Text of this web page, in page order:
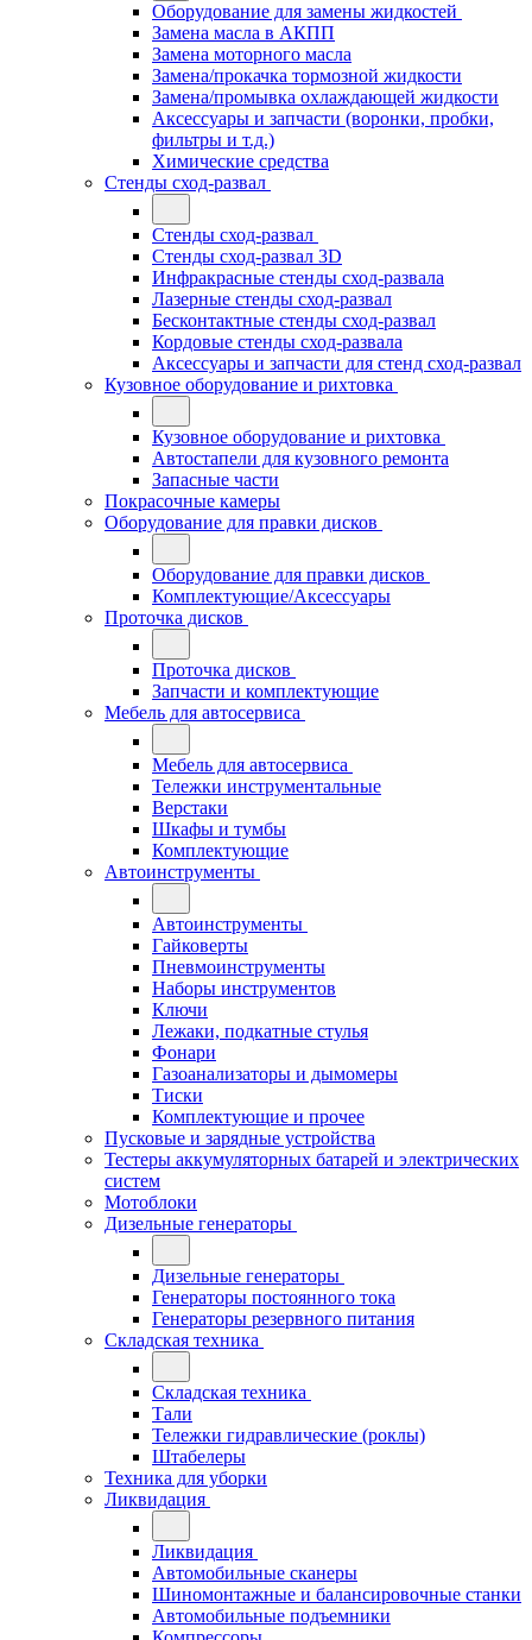
Оборудование для замены жидкостей
Замена масла в АКПП
Замена моторного масла
Замена/прокачка тормозной жидкости
Замена/промывка охлаждающей жидкости
Аксессуары и запчасти (воронки, пробки,
фильтры и т.д.)
Химические средства
Стенды сход-развал
Стенды сход-развал
Стенды сход-развал 3D
Инфракрасные стенды сход-развала
Лазерные стенды сход-развал
Бесконтактные стенды сход-развал
Кордовые стенды сход-развала
Аксессуары и запчасти для стенд сход-развал
Кузовное оборудование и рихтовка
Кузовное оборудование и рихтовка
Автостапели для кузовного ремонта
Запасные части
Покрасочные камеры
Оборудование для правки дисков
Оборудование для правки дисков
Комплектующие/Аксессуары
Проточка дисков
Проточка дисков
Запчасти и комплектующие
Мебель для автосервиса
Мебель для автосервиса
Тележки инструментальные
Верстаки
Шкафы и тумбы
Комплектующие
Автоинструменты
Автоинструменты
Гайковерты
Пневмоинструменты
Наборы инструментов
Ключи
Лежаки, подкатные стулья
Фонари
Газоанализаторы и дымомеры
Тиски
Комплектующие и прочее
Пусковые и зарядные устройства
Тестеры аккумуляторных батарей и электрических
систем
Мотоблоки
Дизельные генераторы
Дизельные генераторы
Генераторы постоянного тока
Генераторы резервного питания
Складская техника
Складская техника
Тали
Тележки гидравлические (роклы)
Штабелеры
Техника для уборки
Ликвидация
Ликвидация
Автомобильные сканеры
Шиномонтажные и балансировочные станки
Автомобильные подъемники